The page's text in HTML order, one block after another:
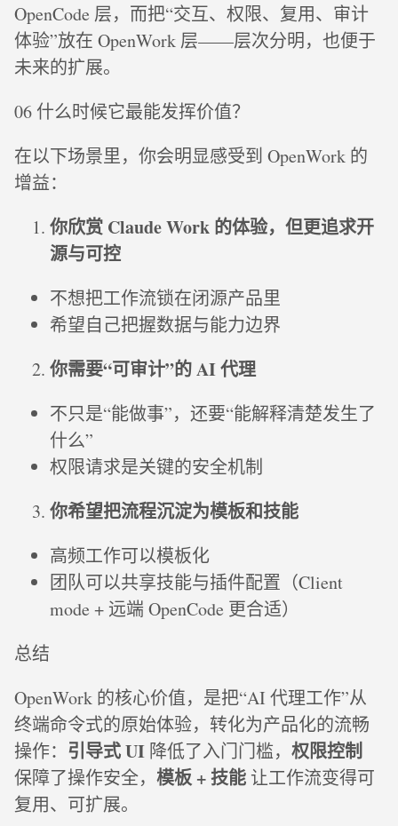
OpenCode 层，而把“交互、权限、复用、审计
体验”放在 OpenWork 层——层次分明，也便于
未来的扩展。
06 什么时候它最能发挥价值？
在以下场景里，你会明显感受到 OpenWork 的
增益：
你欣赏 Claude Work 的体验，但更追求开
源与可控
不想把工作流锁在闭源产品里
希望自己把握数据与能力边界
你需要“可审计”的 AI 代理
不只是“能做事”，还要“能解释清楚发生了
什么”
权限请求是关键的安全机制
你希望把流程沉淀为模板和技能
高频工作可以模板化
团队可以共享技能与插件配置（Client
mode + 远端 OpenCode 更合适）
总结
OpenWork 的核心价值，是把“AI 代理工作”从
终端命令式的原始体验，转化为产品化的流畅
操作： 引导式 UI 降低了入门门槛， 权限控制
保障了操作安全， 模板 + 技能 让工作流变得可
复用、可扩展。